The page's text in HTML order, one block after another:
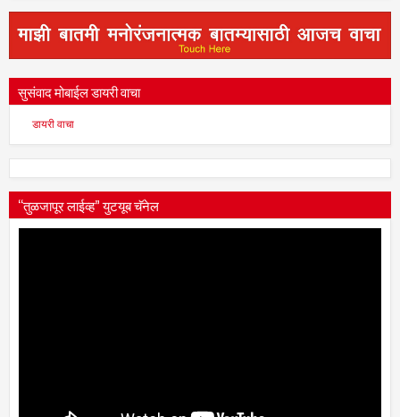
सुसंवाद मोबाईल डायरी वाचा
“तुळजापूर लाईव्ह” युटयूब चॅनेल